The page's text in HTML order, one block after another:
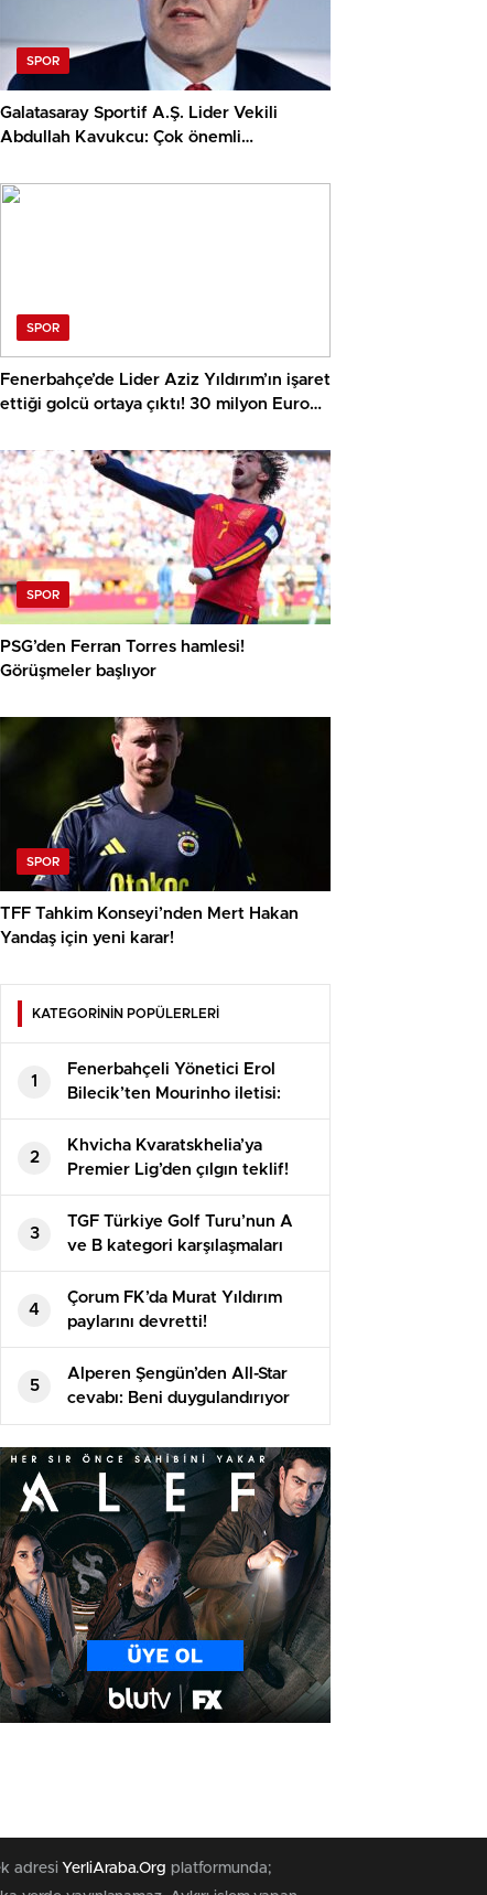
SPOR
Galatasaray Sportif A.Ş. Lider Vekili
Abdullah Kavukcu: Çok önemli
harcayacağız
SPOR
Fenerbahçe’de Lider Aziz Yıldırım’ın işaret
ettiği golcü ortaya çıktı! 30 milyon Euro
SPOR
PSG’den Ferran Torres hamlesi!
Görüşmeler başlıyor
SPOR
TFF Tahkim Konseyi’nden Mert Hakan
Yandaş için yeni karar!
KATEGORİNİN POPÜLERLERİ
1
Fenerbahçeli Yönetici Erol
Bilecik’ten Mourinho iletisi:
Bayraklarınızı hazırlayın
2
Khvicha Kvaratskhelia’ya
Premier Lig’den çılgın teklif!
Adeta servet bedelinde
3
TGF Türkiye Golf Turu’nun A
ve B kategori karşılaşmaları
Bodrum’da oynandı
4
Çorum FK’da Murat Yıldırım
paylarını devretti!
5
Alperen Şengün’den All-Star
cevabı: Beni duygulandırıyor
adresi YerliAraba.Org platformunda;